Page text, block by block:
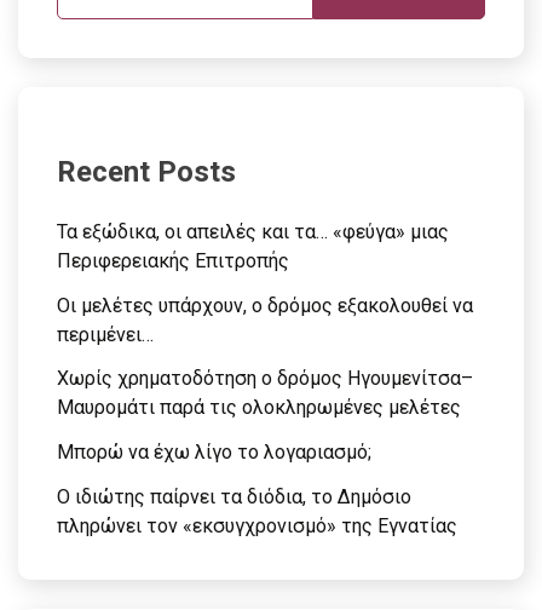
Recent Posts
Τα εξώδικα, οι απειλές και τα… «φεύγα» μιας
Περιφερειακής Επιτροπής
Οι μελέτες υπάρχουν, ο δρόμος εξακολουθεί να
περιμένει…
Χωρίς χρηματοδότηση ο δρόμος Ηγουμενίτσα–
Μαυρομάτι παρά τις ολοκληρωμένες μελέτες
Μπορώ να έχω λίγο το λογαριασμό;
Ο ιδιώτης παίρνει τα διόδια, το Δημόσιο
πληρώνει τον «εκσυγχρονισμό» της Εγνατίας